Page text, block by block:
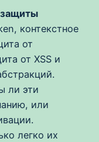
контекстное
от
от XSS и
ли эти
или
легко их